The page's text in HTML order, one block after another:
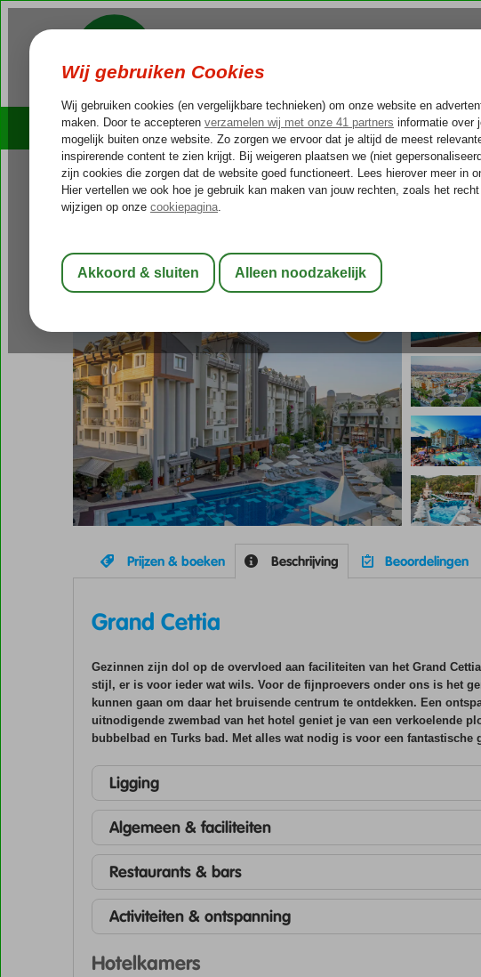
Cruises Outlet Deals
Home
Turkije Egeische kust Marmaris
Grand Cettia
All Inclusive-Hotel
Prijzen & boeken Beschrijving Beoordelingen
Grand Cettia
Gezinnen zijn dol op de overvloed aan faciliteiten van het Grand
stijl, er is voor ieder wat wils. Voor de fijnproevers onder ons is het
kunnen gaan om daar het bruisende centrum te ontdekken. Een
uitnodigende zwembad van het hotel geniet je van een verkoelende
bubbelbad en Turks bad. Met alles wat nodig is voor een
Ligging
Algemeen & faciliteiten
Restaurants & bars
Activiteiten & ontspanning
Hotelkamers